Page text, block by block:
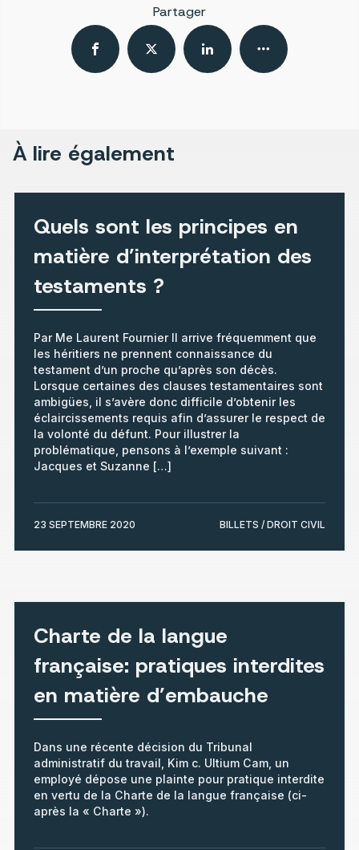
Partager
À lire également
Quels sont les principes en
matière d’interprétation des
testaments ?
Par Me Laurent Fournier Il arrive fréquemment que
les héritiers ne prennent connaissance du
testament d’un proche qu’après son décès.
Lorsque certaines des clauses testamentaires sont
ambigües, il s’avère donc difficile d’obtenir les
éclaircissements requis afin d’assurer le respect de
la volonté du défunt. Pour illustrer la
problématique, pensons à l’exemple suivant :
Jacques et Suzanne […]
23 SEPTEMBRE 2020 BILLETS / DROIT CIVIL
Charte de la langue
française: pratiques interdites
en matière d’embauche
Dans une récente décision du Tribunal
administratif du travail, Kim c. Ultium Cam, un
employé dépose une plainte pour pratique interdite
en vertu de la Charte de la langue française (ci-
après la « Charte »).